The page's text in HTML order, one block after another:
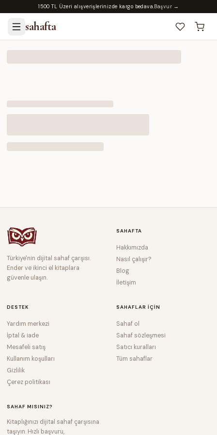
1500 TL Üzeri alışverişlerinizde kargo bedava.Başvur →
sahafta
Türkiye'nin dijital sahaf çarşısı.
Ender ve ikinci el kitaplara
güvenle ulaşın.
SAHAFTA
Hakkımızda
Nasıl çalışır?
Blog
İletişim
DESTEK
Yardım merkezi
İptal & iade
Mesafeli satış
Kullanım koşulları
Gizlilik
Çerez politikası
SAHAFLAR IÇIN
Sahaf ol
Sahaf sözleşmesi
Satıcı kuralları
Tüm sahaflar
SAHAF MISINIZ?
Kitaplığınızı dijital sahaf çarşısına
taşıyın. Hızlı başvuru,